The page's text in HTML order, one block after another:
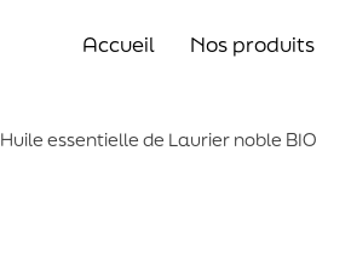
Accueil Nos produits
Huile essentielle de Laurier noble BIO